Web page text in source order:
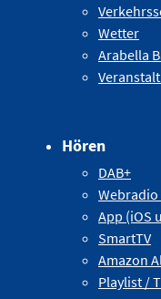
Wetter
Arabella
Hören
DAB+
App (iOS
SmartTV
Amazon
Playlist /